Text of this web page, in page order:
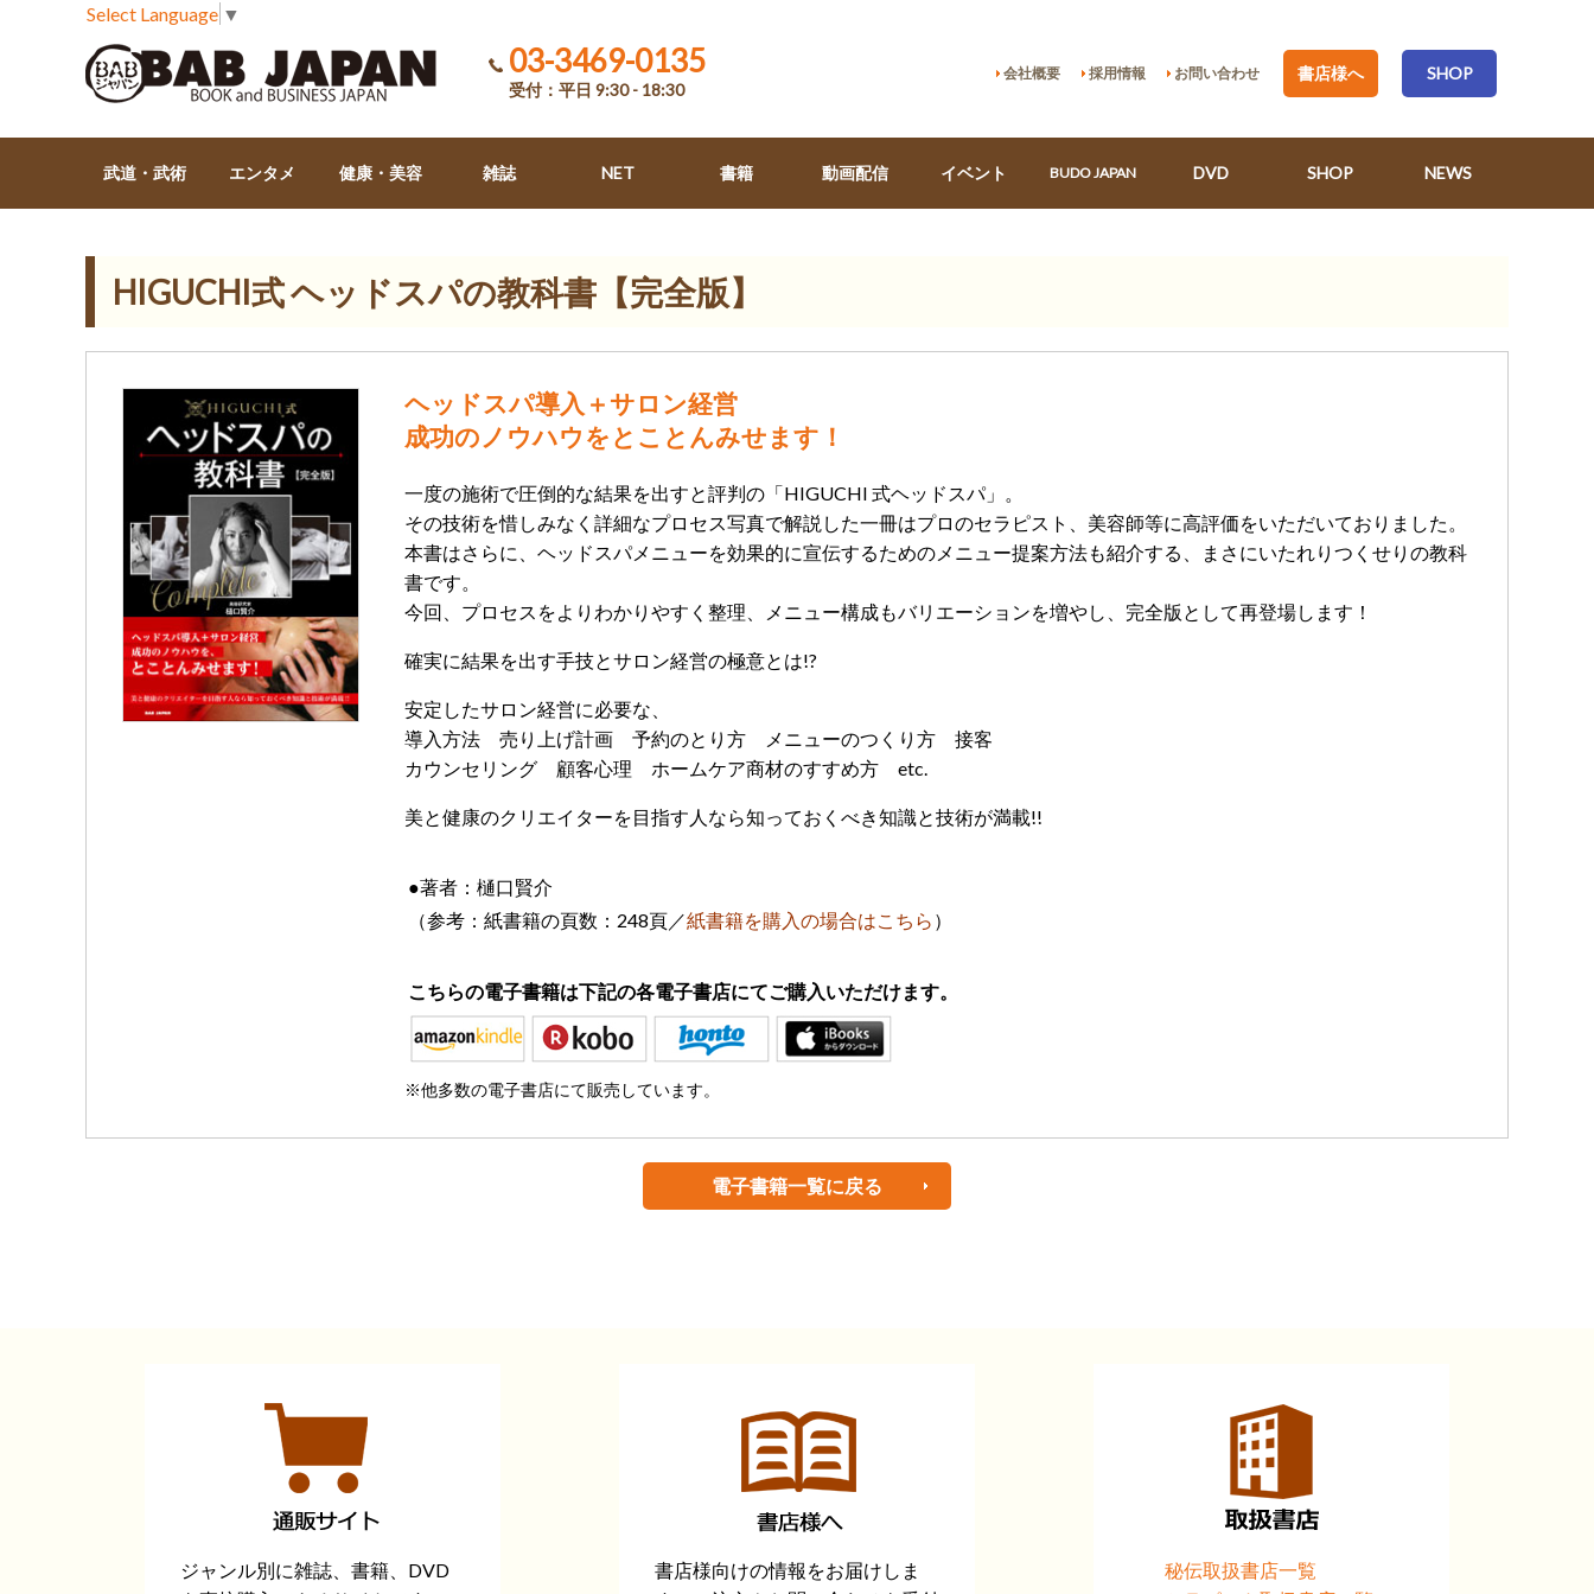
Select Language ▼
03-3469-0135
受付：平日 9:30 - 18:30
会社概要 採用情報 お問い合わせ 書店様へ SHOP
武道・武術 エンタメ 健康・美容 雑誌 NET 書籍 動画配信 イベント BUDO JAPAN DVD SHOP NEWS
HIGUCHI式 ヘッドスパの教科書【完全版】
ヘッドスパ導入＋サロン経営
成功のノウハウをとことんみせます！
一度の施術で圧倒的な結果を出すと評判の「HIGUCHI 式ヘッドスパ」。
その技術を惜しみなく詳細なプロセス写真で解説した一冊はプロのセラピスト、美容師等に高評価をいただいておりました。
本書はさらに、ヘッドスパメニューを効果的に宣伝するためのメニュー提案方法も紹介する、まさにいたれりつくせりの教科
書です。
今回、プロセスをよりわかりやすく整理、メニュー構成もバリエーションを増やし、完全版として再登場します！
確実に結果を出す手技とサロン経営の極意とは!?
安定したサロン経営に必要な、
導入方法 売り上げ計画 予約のとり方 メニューのつくり方 接客
カウンセリング 顧客心理 ホームケア商材のすすめ方 etc.
美と健康のクリエイターを目指す人なら知っておくべき知識と技術が満載!!
●著者：樋口賢介
（参考：紙書籍の頁数：248頁／紙書籍を購入の場合はこちら ）
こちらの電子書籍は下記の各電子書店にてご購入いただけます。
※他多数の電子書店にて販売しています。
電子書籍一覧に戻る
ジャンル別に雑誌、書籍、DVD
書店様向けの情報をお届けしま
秘伝取扱書店一覧